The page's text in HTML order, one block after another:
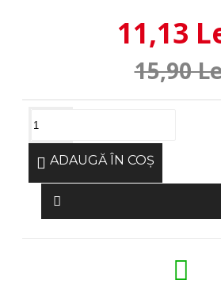
11,13
15,90
ADAUGĂ ÎN COŞ